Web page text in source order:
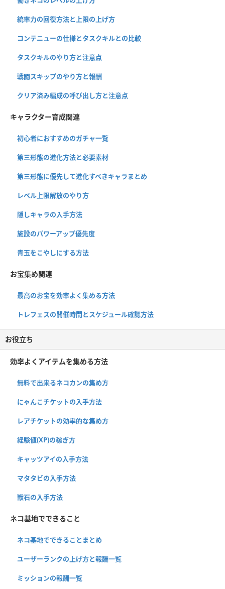
統率力の回復方法と上限の上げ方
コンテニューの仕様とタスクキルとの比較
タスクキルのやり方と注意点
戦闘スキップのやり方と報酬
クリア済み編成の呼び出し方と注意点
キャラクター育成関連
初心者におすすめのガチャ一覧
第三形態の進化方法と必要素材
第三形態に優先して進化すべきキャラまとめ
レベル上限解放のやり方
隠しキャラの入手方法
施設のパワーアップ優先度
青玉をこやしにする方法
お宝集め関連
最高のお宝を効率よく集める方法
トレフェスの開催時間とスケジュール確認方法
お役立ち
効率よくアイテムを集める方法
無料で出来るネコカンの集め方
にゃんこチケットの入手方法
レアチケットの効率的な集め方
経験値(XP)の稼ぎ方
キャッツアイの入手方法
マタタビの入手方法
獣石の入手方法
ネコ基地でできること
ネコ基地でできることまとめ
ユーザーランクの上げ方と報酬一覧
ミッションの報酬一覧